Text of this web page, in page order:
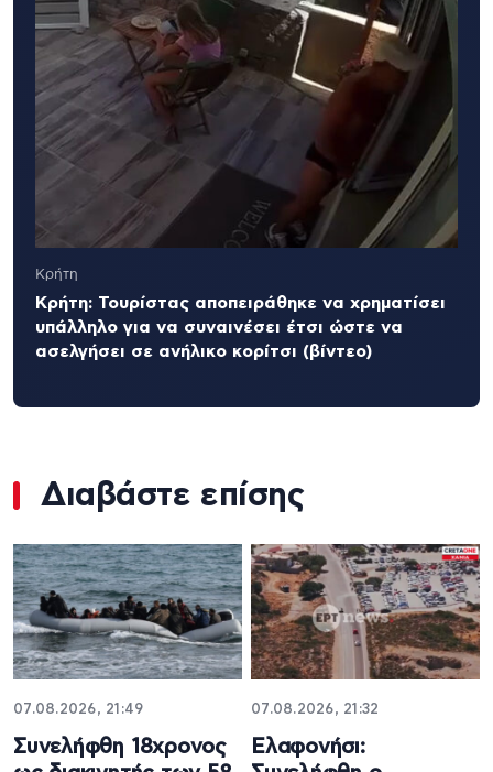
Κρήτη
Κρήτη: Τουρίστας αποπειράθηκε να χρηματίσει
υπάλληλο για να συναινέσει έτσι ώστε να
ασελγήσει σε ανήλικο κορίτσι (βίντεο)
Διαβάστε επίσης
07.08.2026, 21:49
Συνελήφθη 18χρονος
07.08.2026, 21:32
Ελαφονήσι: